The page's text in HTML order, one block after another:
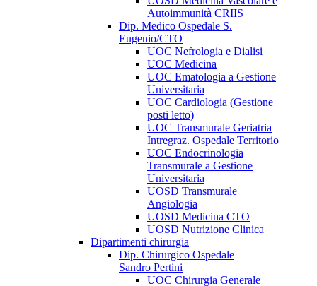
Autoimmunità CRIIS
Dip. Medico Ospedale S.
Eugenio/CTO
UOC Nefrologia e Dialisi
UOC Medicina
UOC Ematologia a Gestione
Universitaria
UOC Cardiologia (Gestione
posti letto)
UOC Transmurale Geriatria
Intregraz. Ospedale Territorio
UOC Endocrinologia
Transmurale a Gestione
Universitaria
UOSD Transmurale
Angiologia
UOSD Medicina CTO
UOSD Nutrizione Clinica
Dipartimenti chirurgia
Dip. Chirurgico Ospedale
Sandro Pertini
UOC Chirurgia Generale